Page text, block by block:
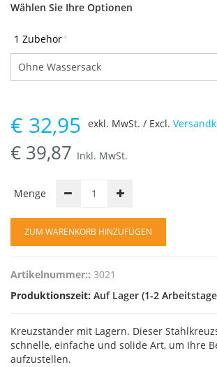
Wählen Sie Ihre Optionen
1 Zubehör*
€ 32,95
€ 39,87 Inkl. MwSt.
exkl. MwSt. / Excl.
Menge
ZUM WARENKORB HINZUFÜGEN
Artikelnummer:: 3021
Produktionszeit: Auf Lager (1-2
Kreuzständer mit Lagern. Dieser
schnelle, einfache und solide Art, um Ihre
aufzustellen.